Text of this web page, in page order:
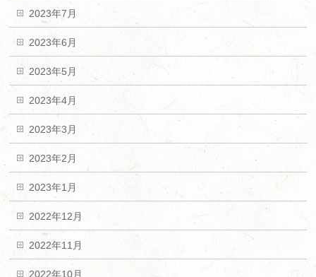
2023年7月
2023年6月
2023年5月
2023年4月
2023年3月
2023年2月
2023年1月
2022年12月
2022年11月
2022年10月